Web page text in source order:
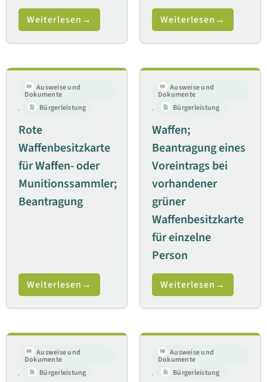
Weiterlesen Weiterlesen
Ausweise und
Dokumente
,
Bürgerleistung
Rote
Waffenbesitzkarte
für Waffen- oder
Munitionssammler;
Beantragung
Weiterlesen
Ausweise und
Dokumente
,
Bürgerleistung
Waffen;
Beantragung eines
Voreintrags bei
vorhandener
grüner
Waffenbesitzkarte
für einzelne
Person
Weiterlesen
Ausweise und
Dokumente
,
Bürgerleistung
Ausweise und
Dokumente
,
Bürgerleistung